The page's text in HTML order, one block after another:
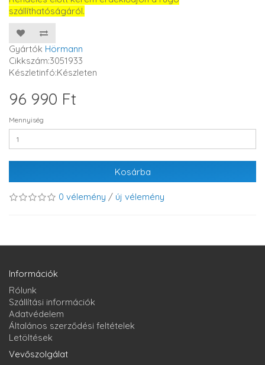
szállíthatóságáról.
Gyártók Hörmann
Cikkszám:3051933
Készletinfó:Készleten
96 990 Ft
Mennyiség
Kosárba
0 vélemény / új vélemény
Információk
Rólunk
Szállítási információk
Adatvédelem
Általános szerződési feltételek
Letöltések
Vevőszolgálat